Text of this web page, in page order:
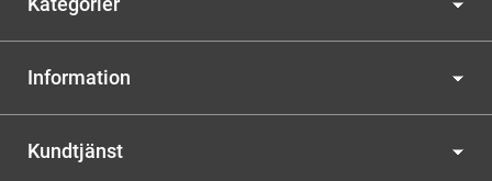
Information
Kundtjänst